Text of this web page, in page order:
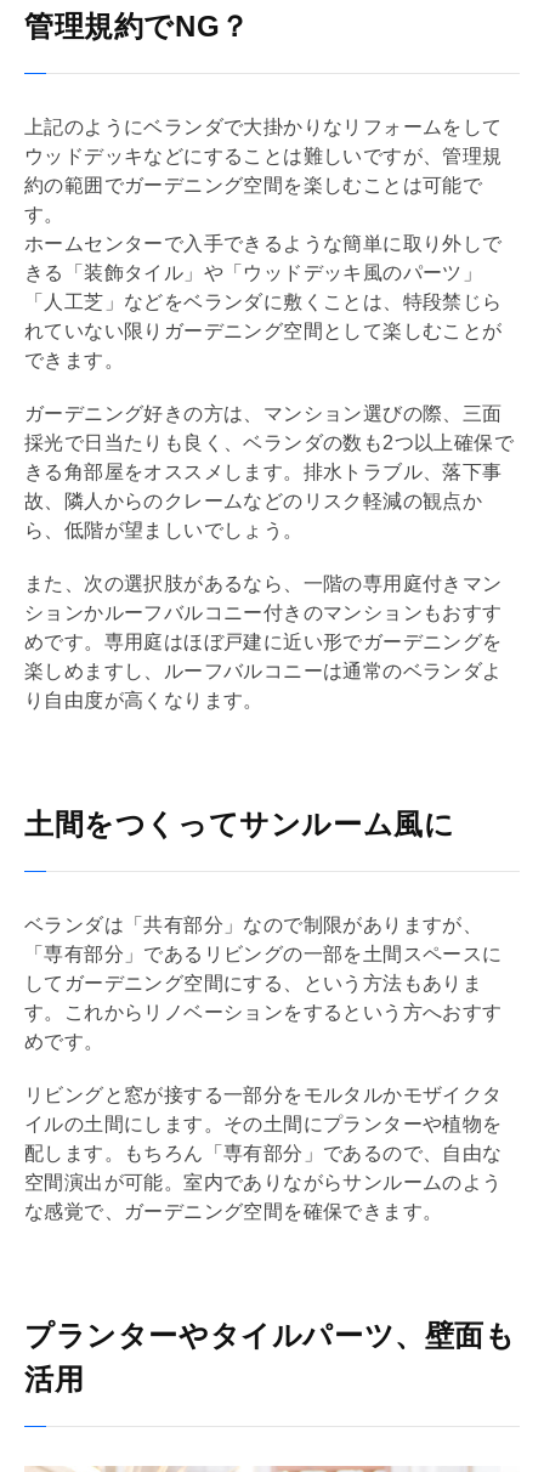
管理規約でNG？
上記のようにベランダで大掛かりな リフォーム をして
ウッドデッキなどにすることは難しいですが、管理規
約の範囲でガーデニング空間を楽しむことは可能で
す。
ホームセンターで入手できるような簡単に取り外しで
きる「装飾タイル」や「ウッドデッキ風のパーツ」
「人工芝」などをベランダに敷くことは、特段禁じら
れていない限りガーデニング空間として楽しむことが
できます。
ガーデニング好きの方は、マンション選びの際、三面
採光で日当たりも良く、ベランダの数も2つ以上確保で
きる角部屋をオススメします。排水トラブル、落下事
故、隣人からのクレームなどのリスク軽減の観点か
ら、低階が望ましいでしょう。
また、次の選択肢があるなら、一階の専用庭付きマン
ションかルーフバルコニー付きのマンションもおすす
めです。専用庭はほぼ戸建に近い形でガーデニングを
楽しめますし、
ルーフバルコニーは通常のベランダよ
り自由度が高くなります。
土間をつくってサンルーム風に
ベランダは「共有部分」なので制限がありますが、
「専有部分」であるリビングの一部を土間スペースに
してガーデニング空間にする、という方法もありま
す。これから リノベーションをするという方へおすす
めです。
リビングと窓が接する一部分をモルタルかモザイクタ
イルの土間にします。その土間にプランターや植物を
配します。もちろん「専有部分」であるので、自由な
空間演出が可能。室内でありながらサンルームのよう
な感覚で、ガーデニング空間を確保できます。
プランターやタイルパーツ、壁面も
活用